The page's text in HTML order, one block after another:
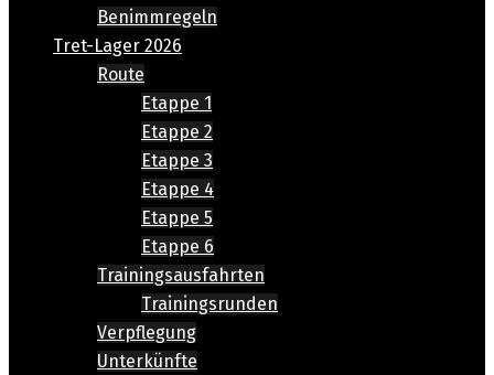
Benimmregeln
Tret-Lager 2026
Route
Etappe 1
Etappe 2
Etappe 3
Etappe 4
Etappe 5
Etappe 6
Trainingsausfahrten
Trainingsrunden
Verpflegung
Unterkünfte